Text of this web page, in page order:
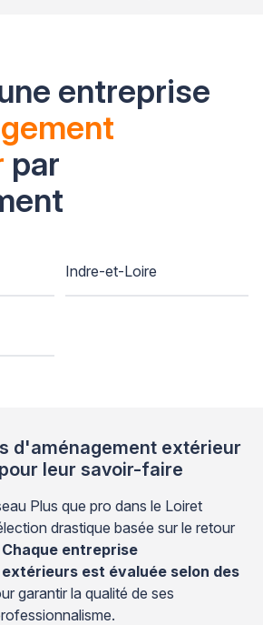
entreprise
par
Indre-et-Loire
d'aménagement extérieur
leur savoir-faire
Plus que pro dans le Loiret
drastique basée sur le retour
Chaque entreprise
est évaluée selon des
garantir la qualité de ses